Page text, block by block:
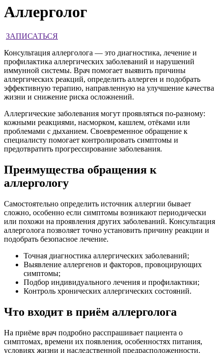
Аллерголог
ЗАПИСАТЬСЯ
Консультация аллерголога — это диагностика, лечение и
профилактика аллергических заболеваний и нарушений
иммунной системы. Врач помогает выявить причины
аллергических реакций, определить аллерген и подобрать
эффективную терапию, направленную на улучшение качества
жизни и снижение риска осложнений.
Аллергические заболевания могут проявляться по-разному:
кожными реакциями, насморком, кашлем, отёками или
проблемами с дыханием. Своевременное обращение к
специалисту помогает контролировать симптомы и
предотвратить прогрессирование заболевания.
Преимущества обращения к
аллергологу
Самостоятельно определить источник аллергии бывает
сложно, особенно если симптомы возникают периодически
или похожи на проявления других заболеваний. Консультация
аллерголога позволяет точно установить причину реакции и
подобрать безопасное лечение.
Точная диагностика аллергических заболеваний;
Выявление аллергенов и факторов, провоцирующих
симптомы;
Подбор индивидуального лечения и профилактики;
Контроль хронических аллергических состояний.
Что входит в приём аллерголога
На приёме врач подробно расспрашивает пациента о
симптомах, времени их появления, особенностях питания,
условиях жизни и наследственной предрасположенности.